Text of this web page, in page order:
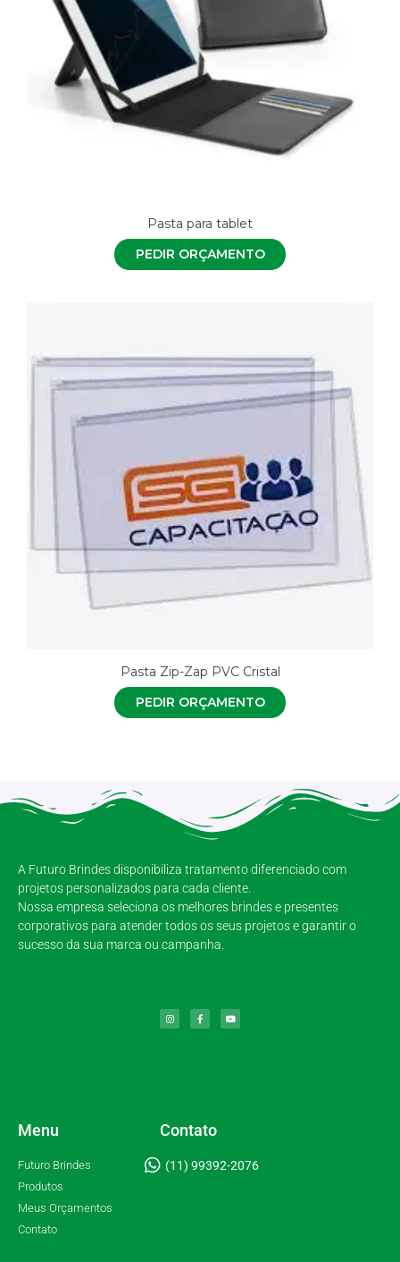
Pasta para tablet
PEDIR ORÇAMENTO
Pasta Zip-Zap PVC Cristal
PEDIR ORÇAMENTO
A Futuro Brindes disponibiliza tratamento diferenciado com
projetos personalizados para cada cliente.
Nossa empresa seleciona os melhores brindes e presentes
corporativos para atender todos os seus projetos e garantir o
sucesso da sua marca ou campanha.
Menu
Futuro Brindes
Produtos
Meus Orçamentos
Contato
Contato
(11) 99392-2076